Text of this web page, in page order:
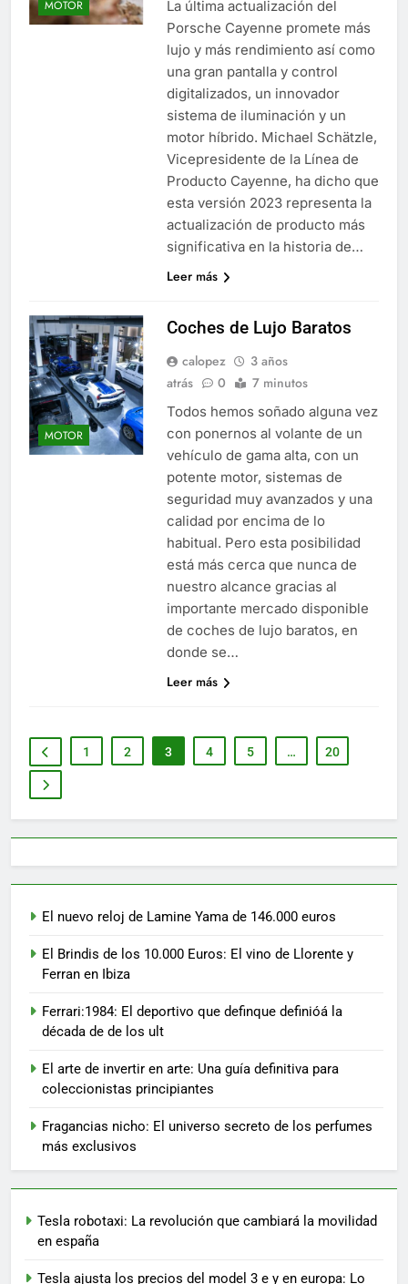
MOTOR
La última actualización del
Porsche Cayenne promete más
lujo y más rendimiento así como
una gran pantalla y control
digitalizados, un innovador
sistema de iluminación y un
motor híbrido. Michael Schätzle,
Vicepresidente de la Línea de
Producto Cayenne, ha dicho que
esta versión 2023 representa la
actualización de producto más
significativa en la historia de…
Leer más
MOTOR
Coches de Lujo Baratos
calopez
3 años
atrás
0 7 minutos
Todos hemos soñado alguna vez
con ponernos al volante de un
vehículo de gama alta, con un
potente motor, sistemas de
seguridad muy avanzados y una
calidad por encima de lo
habitual. Pero esta posibilidad
está más cerca que nunca de
nuestro alcance gracias al
importante mercado disponible
de coches de lujo baratos, en
donde se…
Leer más
1 2 3 4 5 … 20
El nuevo reloj de Lamine Yama de 146.000 euros
El Brindis de los 10.000 Euros: El vino de Llorente y
Ferran en Ibiza
Ferrari:1984: El deportivo que definque definióá la
década de de los ult
El arte de invertir en arte: Una guía definitiva para
coleccionistas principiantes
Fragancias nicho: El universo secreto de los perfumes
más exclusivos
Tesla robotaxi: La revolución que cambiará la movilidad
en españa
Tesla ajusta los precios del model 3 e y en europa: Lo